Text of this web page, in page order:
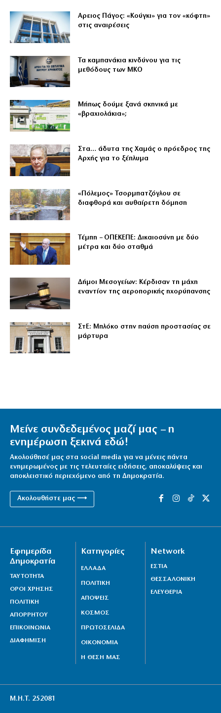
Αρειος Πάγος: «Κούγκι» για τον «κόφτη»
στις αναιρέσεις
Τα καμπανάκια κινδύνου για τις
μεθόδους των ΜΚΟ
Μήπως δούμε ξανά σκηνικά με
«βραχιολάκια»;
Στα… άδυτα της Χαμάς ο πρόεδρος της
Αρχής για το ξέπλυμα
«Πόλεμος» Τσορμπατζόγλου σε
διαφθορά και αυθαίρετη δόμηση
Τέμπη – ΟΠΕΚΕΠΕ: Δικαιοσύνη με δύο
μέτρα και δύο σταθμά
Δήμοι Μεσογείων: Κέρδισαν τη μάχη
εναντίον της αεροπορικής ηχορύπανσης
ΣτΕ: Μπλόκο στην παύση προστασίας σε
μάρτυρα
Μείνε συνδεδεμένος μαζί μας – η
ενημέρωση ξεκινά εδώ!
Ακολούθησέ μας στα social media για να μένεις πάντα
ενημερωμένος με τις τελευταίες ειδήσεις, αποκαλύψεις και
αποκλειστικό περιεχόμενο από τη Δημοκρατία.
Ακολουθήστε μας ⟶
Εφημερίδα
Δημοκρατία
ΤΑΥΤΟΤΗΤΑ
ΟΡΟΙ ΧΡΗΣΗΣ
ΠΟΛΙΤΙΚΗ
ΑΠΟΡΡΗΤΟΥ
ΕΠΙΚΟΙΝΩΝΙΑ
ΔΙΑΦΗΜΙΣΗ
Κατηγορίες
ΕΛΛΑΔΑ
ΠΟΛΙΤΙΚΗ
ΑΠΟΨΕΙΣ
ΚΟΣΜΟΣ
ΠΡΩΤΟΣΕΛΙΔΑ
ΟΙΚΟΝΟΜΙΑ
Η ΘΕΣΗ ΜΑΣ
Network
ΕΣΤΙΑ
ΘΕΣΣΑΛΟΝΙΚΗ
ΕΛΕΥΘΕΡΙΑ
Μ.Η.Τ. 252081